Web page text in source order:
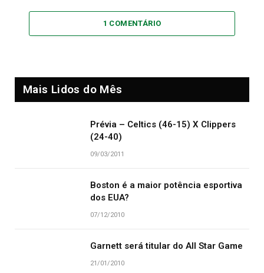
1 COMENTÁRIO
Mais Lidos do Mês
Prévia – Celtics (46-15) X Clippers
(24-40)
09/03/2011
Boston é a maior potência esportiva
dos EUA?
07/12/2010
Garnett será titular do All Star Game
21/01/2010